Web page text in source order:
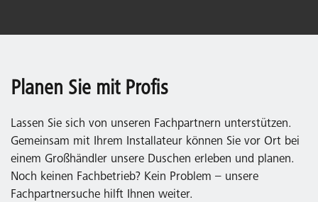
Planen Sie mit Profis
Lassen Sie sich von unseren Fachpartnern unterstützen.
Gemeinsam mit Ihrem Installateur können Sie vor Ort bei
einem Großhändler unsere Duschen erleben und planen.
Noch keinen Fachbetrieb? Kein Problem – unsere
Fachpartnersuche hilft Ihnen weiter.